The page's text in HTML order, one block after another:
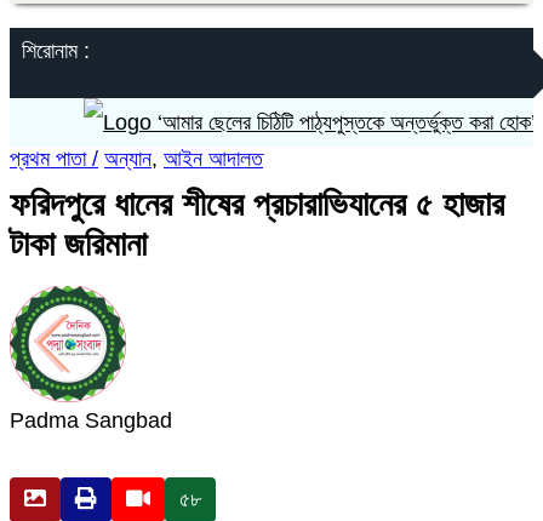
শিরোনাম :
‘আমার ছেলের চিঠিটি পাঠ্যপুস্তকে অন্তর্ভুক্ত করা হোক’
প্রথম পাতা / অন্যান, আইন আদালত
ফরিদপুরে ধানের শীষের প্রচারাভিযানের ৫ হাজার
টাকা জরিমানা
Padma Sangbad
৫৮